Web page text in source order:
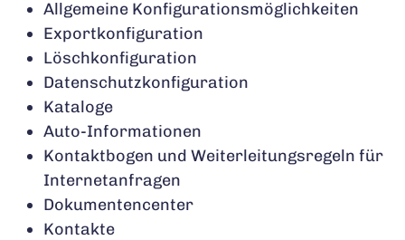
Allgemeine Konfigurationsmöglichkeiten
Exportkonfiguration
Löschkonfiguration
Datenschutzkonfiguration
Kataloge
Auto-Informationen
Kontaktbogen und Weiterleitungsregeln für
Internetanfragen
Dokumentencenter
Kontakte